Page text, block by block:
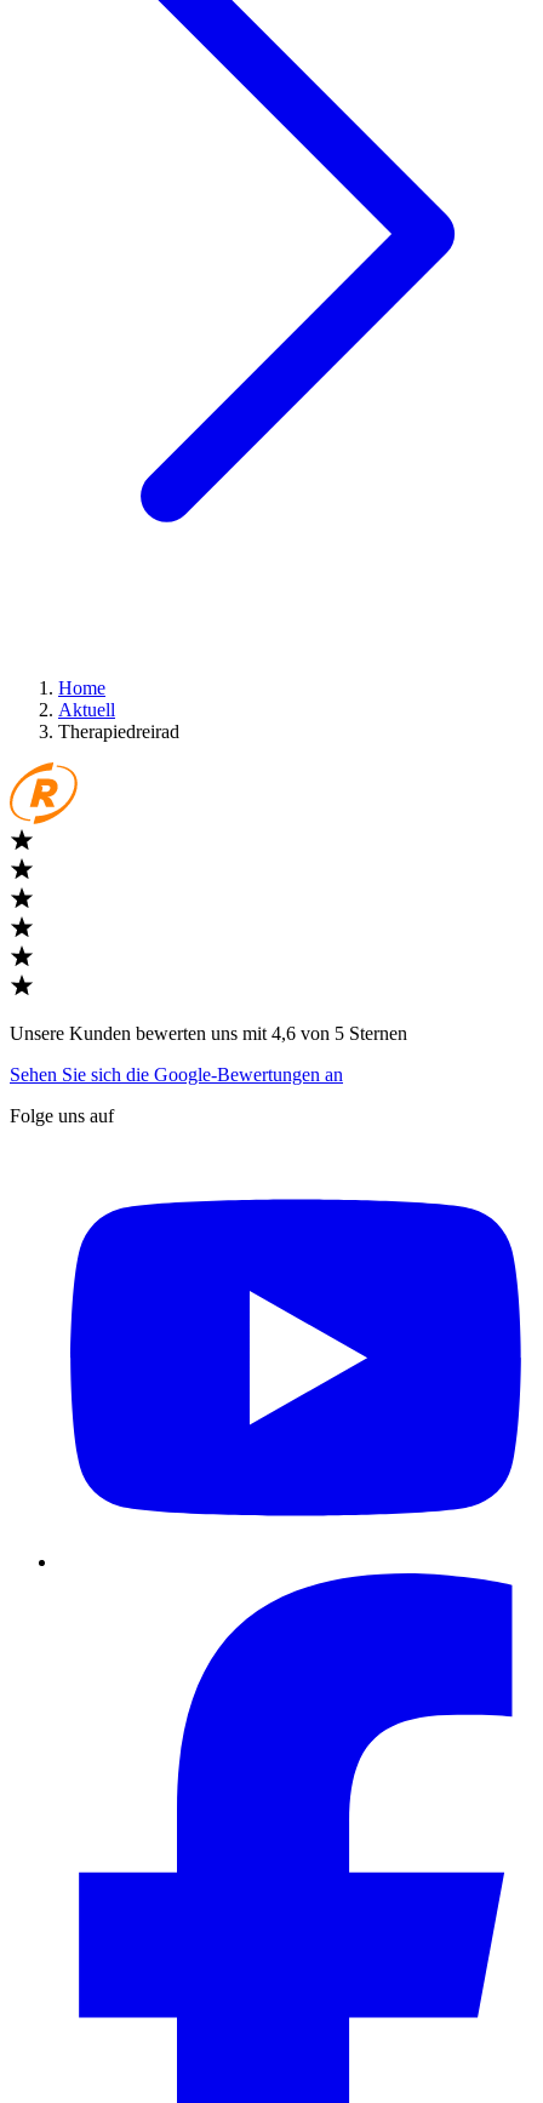
Home
Aktuell
Therapiedreirad
Unsere Kunden bewerten uns mit 4,6 von 5 Sternen
Sehen Sie sich die Google-Bewertungen an
Folge uns auf